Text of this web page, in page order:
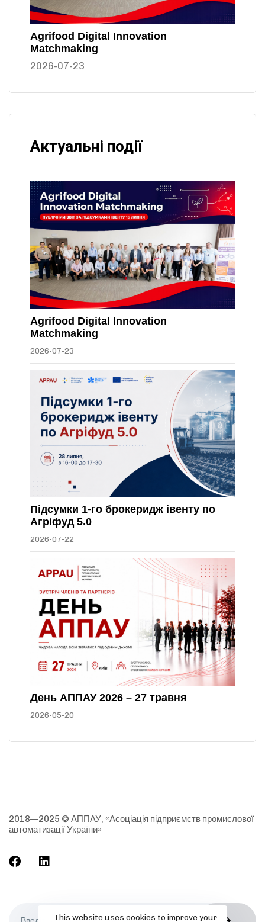
Agrifood Digital Innovation
Matchmaking
2026-07-23
Актуальні події
Agrifood Digital Innovation
Matchmaking
2026-07-23
Підсумки 1-го брокеридж івенту по
Агріфуд 5.0
2026-07-22
День АППАУ 2026 – 27 травня
2026-05-20
2018—2025 © АППАУ, «Асоціація підприємств промислової
автоматизації України»
This website uses cookies to improve your